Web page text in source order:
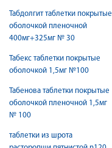
Табдолгит таблетки покрытые
оболочкой пленочной
400мг+325мг № 30
Табекс таблетки покрытые
оболочкой 1,5мг №100
Табенова таблетки покрытые
оболочкой пленочной 1,5мг
№ 100
таблетки из шрота